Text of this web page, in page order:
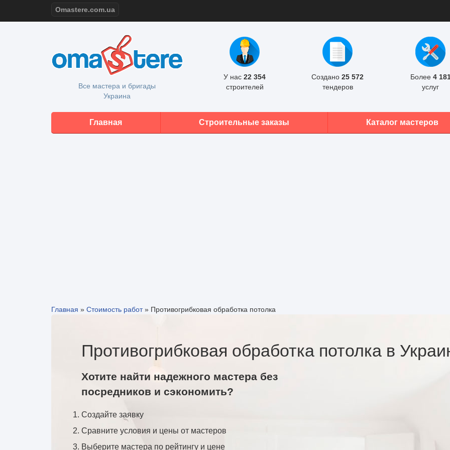
Omastere.com.ua
Все мастера и бригады
Украина
У нас 22 354
строителей
Создано 25 572
тендеров
Более 4
услуг
Главная Строительные заказы Каталог мастеров
Главная » Стоимость работ» Противогрибковая обработка потолка
Противогрибковая обработка потолка в
Хотите найти надежного мастера без
посредников и сэкономить?
Создайте заявку
Сравните условия и цены от мастеров
Выберите мастера по рейтингу и цене